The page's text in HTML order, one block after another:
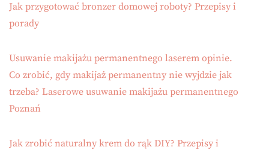
Jak przygotować bronzer domowej roboty? Przepisy i
porady
Usuwanie makijażu permanentnego laserem opinie.
Co zrobić, gdy makijaż permanentny nie wyjdzie jak
trzeba? Laserowe usuwanie makijażu permanentnego
Poznań
Jak zrobić naturalny krem do rąk DIY? Przepisy i